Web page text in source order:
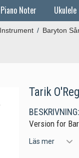
Piano Noter Ukulele
/ Baryton
Tarik
BESKRIVNING:
Version for
Läs mer